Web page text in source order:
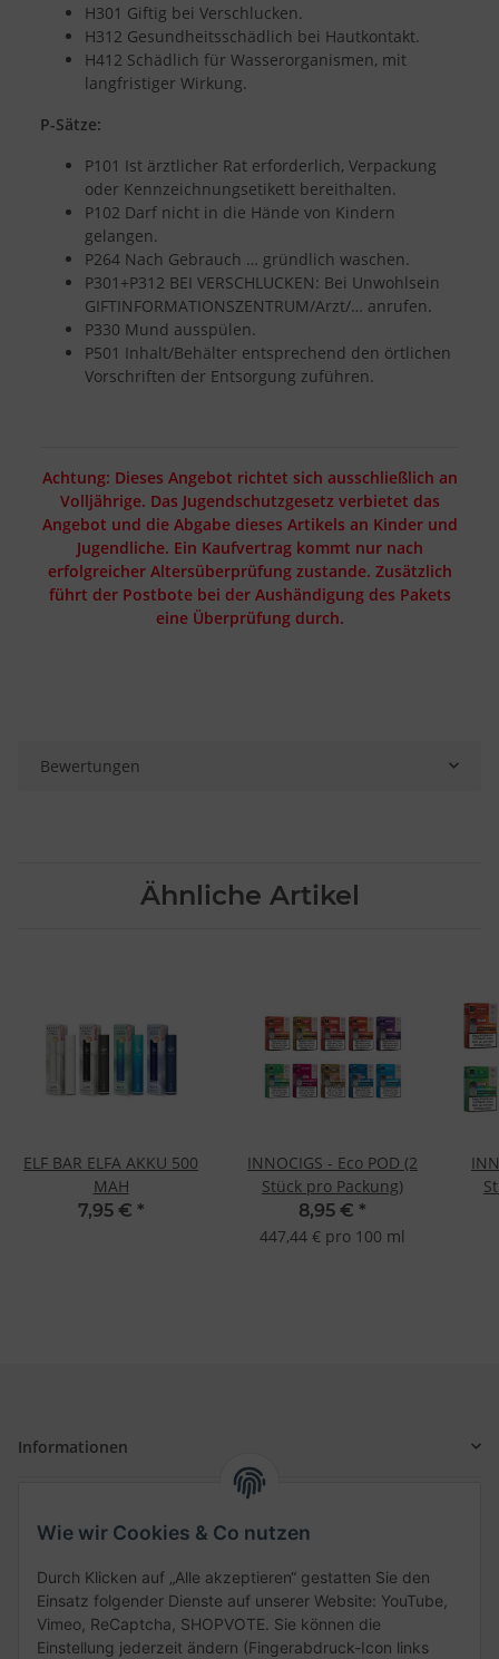
H301 Giftig bei Verschlucken.
H312 Gesundheitsschädlich bei Hautkontakt.
H412 Schädlich für Wasserorganismen, mit
langfristiger Wirkung.
P-Sätze:
P101 Ist ärztlicher Rat erforderlich, Verpackung
oder Kennzeichnungsetikett bereithalten.
P102 Darf nicht in die Hände von Kindern
gelangen.
P264 Nach Gebrauch … gründlich waschen.
P301+P312 BEI VERSCHLUCKEN: Bei Unwohlsein
GIFTINFORMATIONSZENTRUM/Arzt/… anrufen.
P330 Mund ausspülen.
P501 Inhalt/Behälter entsprechend den örtlichen
Vorschriften der Entsorgung zuführen.
Achtung: Dieses Angebot richtet sich ausschließlich an
Volljährige. Das Jugendschutzgesetz verbietet das
Angebot und die Abgabe dieses Artikels an Kinder und
Jugendliche. Ein Kaufvertrag kommt nur nach
erfolgreicher Altersüberprüfung zustande. Zusätzlich
führt der Postbote bei der Aushändigung des Pakets
eine Überprüfung durch.
Bewertungen
Ähnliche Artikel
ELF BAR ELFA AKKU 500
MAH
7,95 € *
INNOCIGS - Eco POD (2
Stück pro Packung)
8,95 € *
447,44 € pro 100 ml
Informationen
Wie wir Cookies & Co nutzen
Durch Klicken auf „Alle akzeptieren“ gestatten Sie den
Einsatz folgender Dienste auf unserer Website: YouTube,
Vimeo, ReCaptcha, SHOPVOTE. Sie können die
Einstellung jederzeit ändern (Fingerabdruck-Icon links